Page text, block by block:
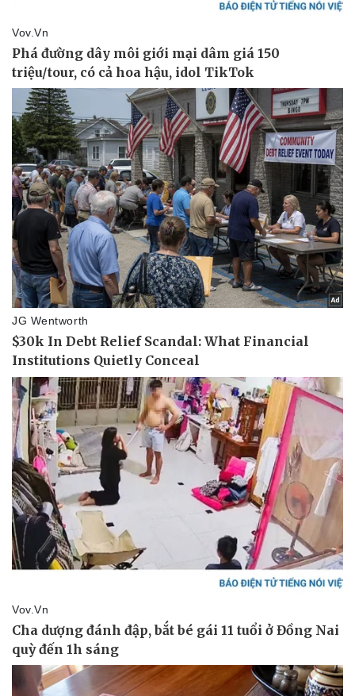
Doanh nghiệp
Thông tin doanh nghiệp
Doanh nghiệp 24h
Doanh nhân
Công nghệ
Tin Công nghệ
Trải nghiệm